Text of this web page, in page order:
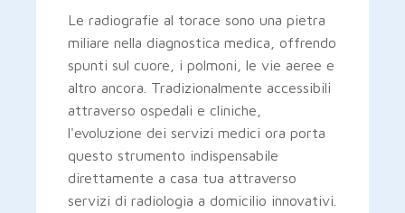
Le radiografie al torace sono una pietra
miliare nella diagnostica medica, offrendo
spunti sul cuore, i polmoni, le vie aeree e
altro ancora. Tradizionalmente accessibili
attraverso ospedali e cliniche,
l'evoluzione dei servizi medici ora porta
questo strumento indispensabile
direttamente a casa tua attraverso
servizi di radiologia a domicilio innovativi.